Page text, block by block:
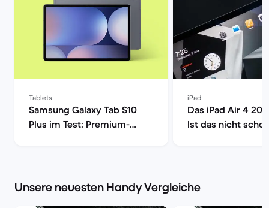
Tablets
Samsung Galaxy Tab S10
Plus im Test: Premium-
iPad
Das iPad Air 4
Ist das nicht
Unsere neuesten Handy Vergleiche